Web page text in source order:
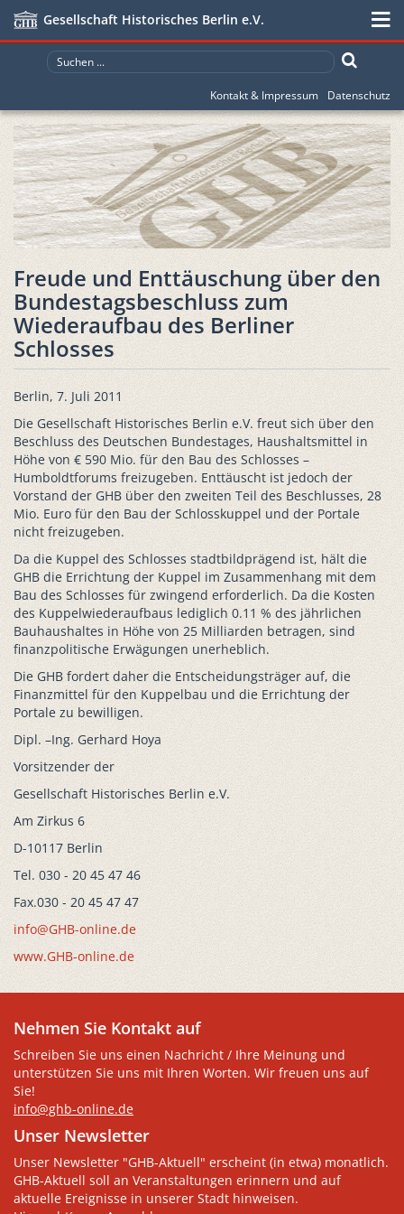
Gesellschaft Historisches Berlin e.V.
Kontakt & Impressum Datenschutz
Freude und Enttäuschung über den
Bundestagsbeschluss zum
Wiederaufbau des Berliner
Schlosses
Berlin, 7. Juli 2011
Die Gesellschaft Historisches Berlin e.V. freut sich über den
Beschluss des Deutschen Bundestages, Haushaltsmittel in
Höhe von € 590 Mio. für den Bau des Schlosses –
Humboldtforums freizugeben. Enttäuscht ist jedoch der
Vorstand der GHB über den zweiten Teil des Beschlusses, 28
Mio. Euro für den Bau der Schlosskuppel und der Portale
nicht freizugeben.
Da die Kuppel des Schlosses stadtbildprägend ist, hält die
GHB die Errichtung der Kuppel im Zusammenhang mit dem
Bau des Schlosses für zwingend erforderlich. Da die Kosten
des Kuppelwiederaufbaus lediglich 0.11 % des jährlichen
Bauhaushaltes in Höhe von 25 Milliarden betragen, sind
finanzpolitische Erwägungen unerheblich.
Die GHB fordert daher die Entscheidungsträger auf, die
Finanzmittel für den Kuppelbau und die Errichtung der
Portale zu bewilligen.
Dipl. –Ing. Gerhard Hoya
Vorsitzender der
Gesellschaft Historisches Berlin e.V.
Am Zirkus 6
D-10117 Berlin
Tel. 030 - 20 45 47 46
Fax.030 - 20 45 47 47
info@GHB-online.de
www.GHB-online.de
Nehmen Sie Kontakt auf
Schreiben Sie uns einen Nachricht / Ihre Meinung und
unterstützen Sie uns mit Ihren Worten. Wir freuen uns auf
Sie!
info@ghb-online.de
Unser Newsletter
Unser Newsletter "GHB-Aktuell" erscheint (in etwa) monatlich.
GHB-Aktuell soll an Veranstaltungen erinnern und auf
aktuelle Ereignisse in unserer Stadt hinweisen.